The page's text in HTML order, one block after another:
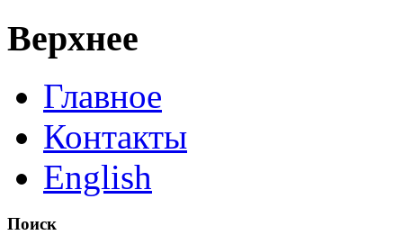
Верхнее
Главное
Контакты
English
Поиск